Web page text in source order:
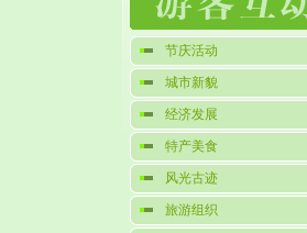
节庆活动
城市新貌
经济发展
特产美食
风光古迹
旅游组织